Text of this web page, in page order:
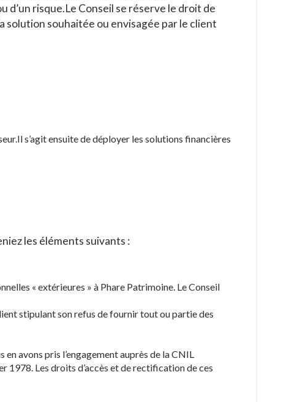
risque.Le Conseil se réserve le droit de
solution souhaitée ou envisagée par le client
s’agit ensuite de déployer les solutions financières
les éléments suivants :
« extérieures » à Phare Patrimoine. Le Conseil
stipulant son refus de fournir tout ou partie des
avons pris l’engagement auprès de la CNIL
1978. Les droits d’accès et de rectification de ces